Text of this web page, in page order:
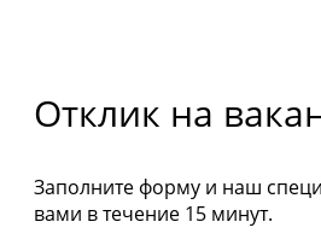
Отклик на
Заполните форму и наш
вами в течение 15 минут.